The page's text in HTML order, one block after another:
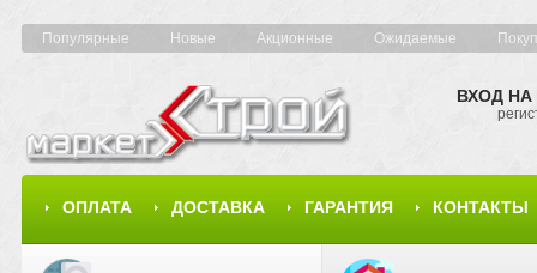
Популярные Новые Акционные Ожидаемые
ОПЛАТА ДОСТАВКА ГАРАНТИЯ КОНТАКТЫ
КАРТА САЙТА
ВХОД НА